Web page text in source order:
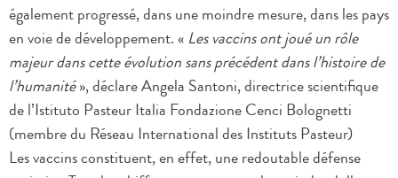
également progressé, dans une moindre mesure, dans les pays
en voie de développement. « Les vaccins ont joué un rôle
majeur dans cette évolution sans précédent dans l’histoire de
l’humanité», déclare Angela Santoni, directrice scientifique
de l’Istituto Pasteur Italia Fondazione Cenci Bolognetti
(membre du Réseau International des Instituts Pasteur)
Les vaccins constituent, en effet, une redoutable défense